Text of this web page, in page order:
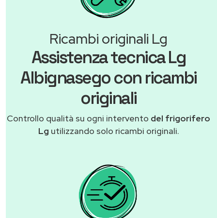
Ricambi originali Lg
Assistenza tecnica Lg
Albignasego con ricambi
originali
Controllo qualità su ogni intervento del frigorifero
Lg utilizzando solo ricambi originali.